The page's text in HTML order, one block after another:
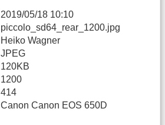
2019/05/18 10:10
piccolo_sd64_rear_1200.jpg
Heiko Wagner
JPEG
120KB
1200
414
Canon Canon EOS 650D